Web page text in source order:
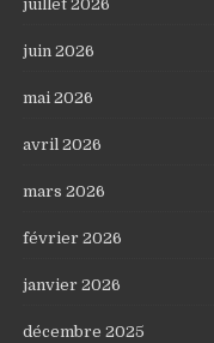
juillet 2026
juin 2026
mai 2026
avril 2026
mars 2026
février 2026
janvier 2026
décembre 2025